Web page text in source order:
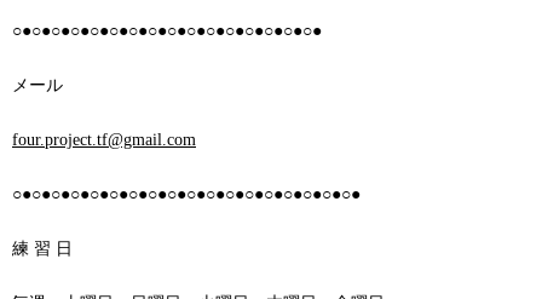
○●○●○●○●○●○●○●○●○●○●○●○●○●○●○●○●
メール
four.project.tf@gmail.com
○●○●○●○●○●○●○●○●○●○●○●○●○●○●○●○●○●○●
練 習 日